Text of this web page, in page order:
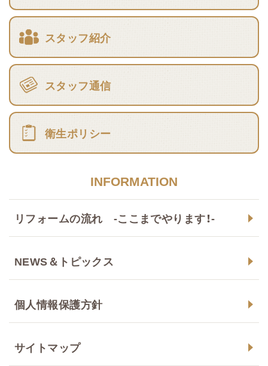
スタッフ紹介
スタッフ通信
衛生ポリシー
INFORMATION
リフォームの流れ -ここまでやります！-
NEWS＆トピックス
個人情報保護方針
サイトマップ